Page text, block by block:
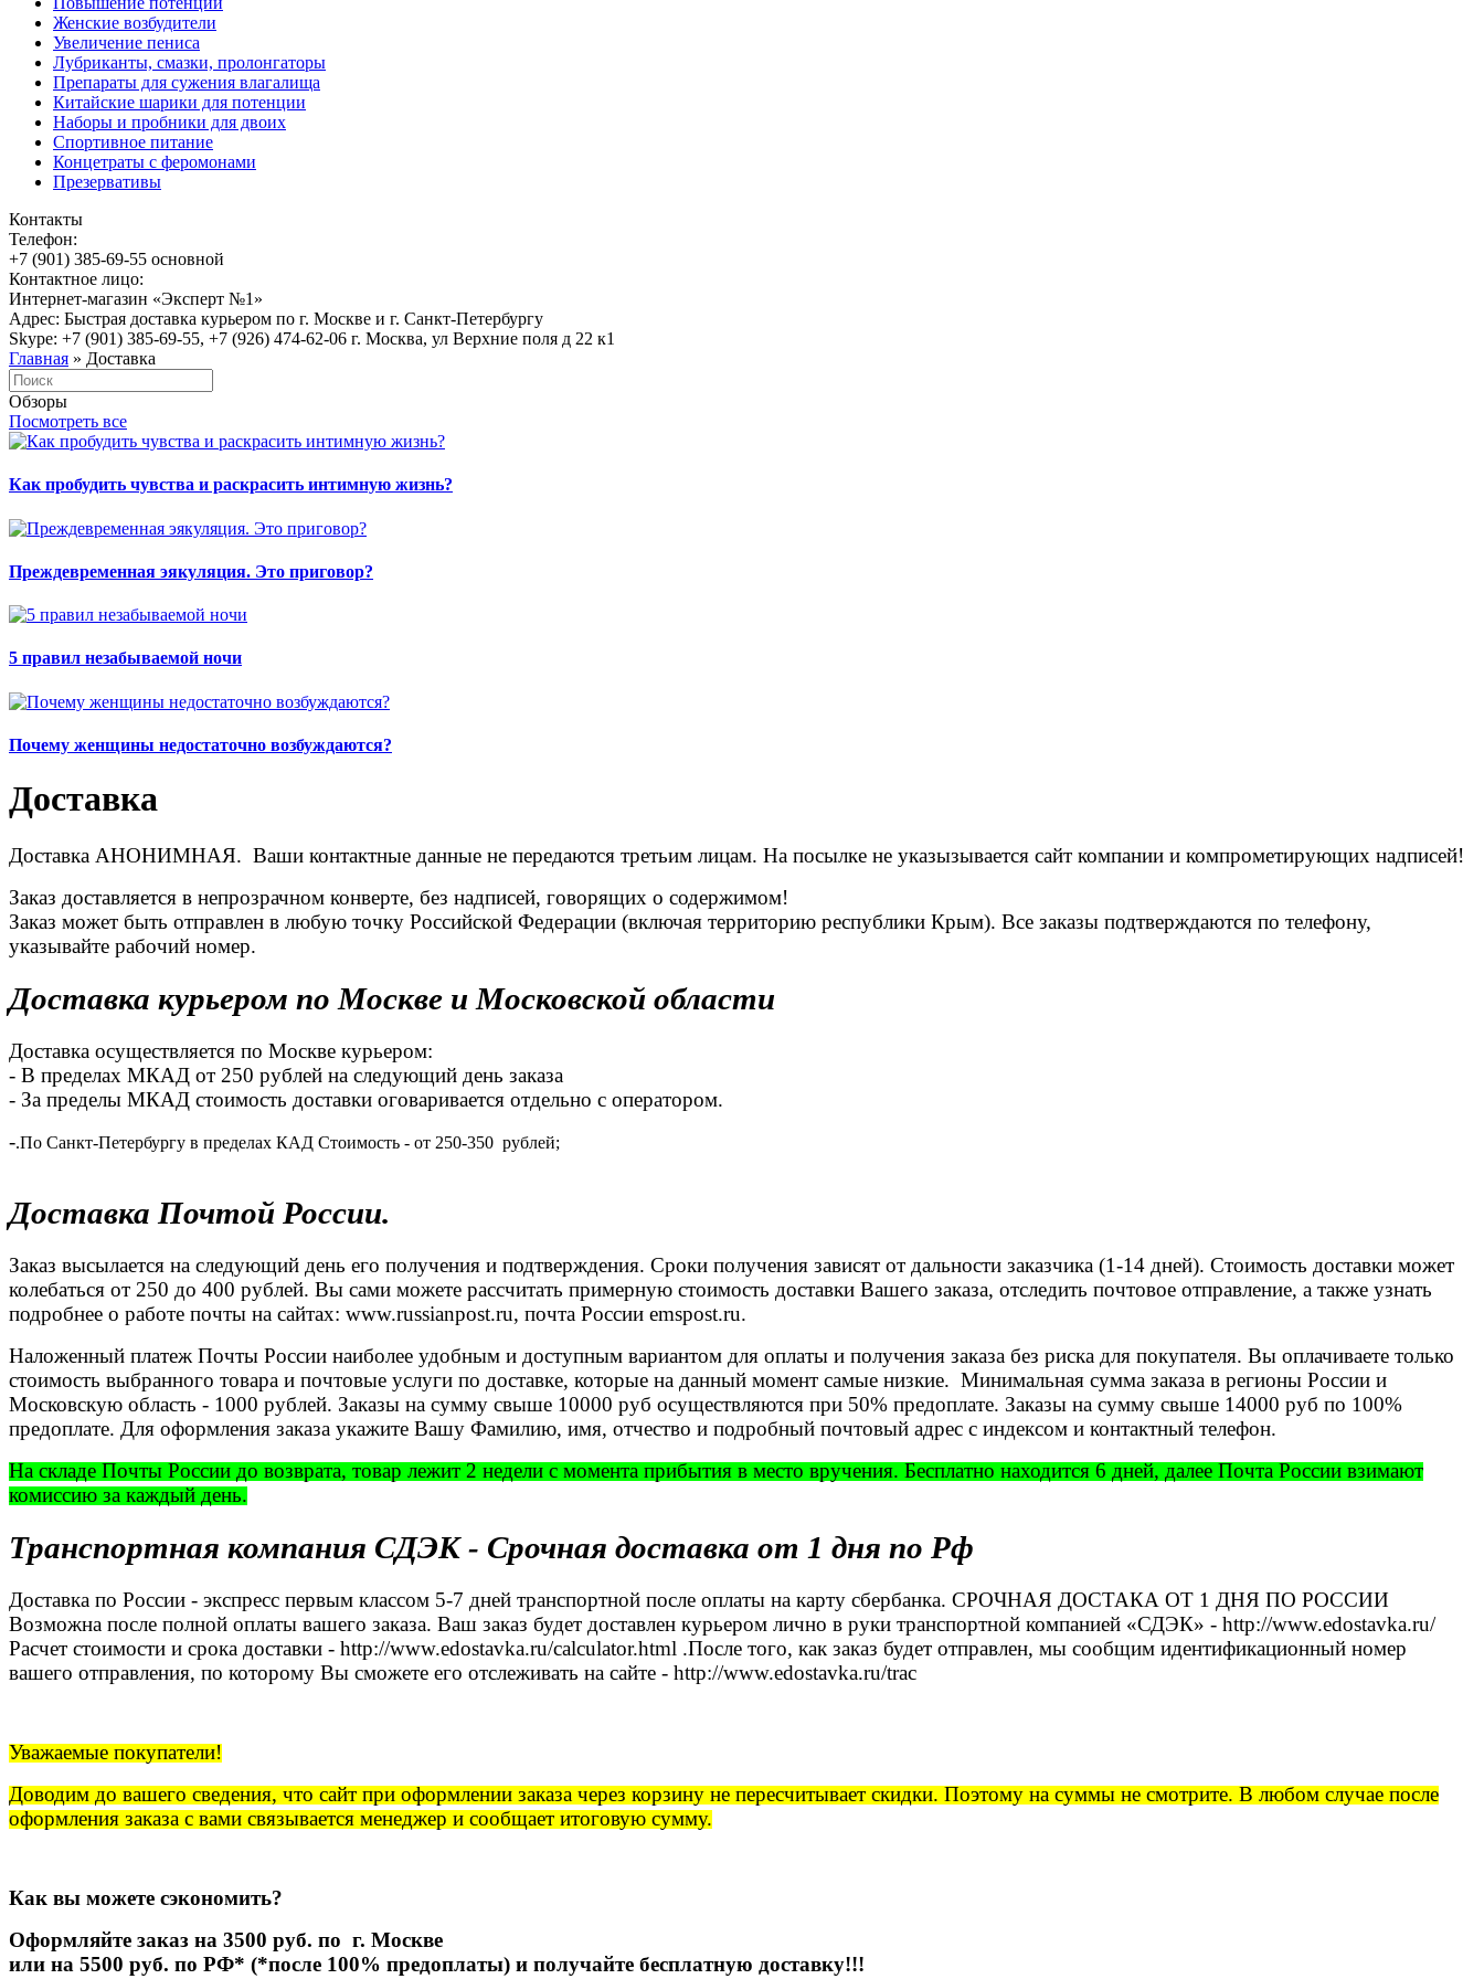
Женские возбудители
Увеличение пениса
Лубриканты, смазки, пролонгаторы
Препараты для сужения влагалища
Китайские шарики для потенции
Наборы и пробники для двоих
Спортивное питание
Концетраты с феромонами
Презервативы
Контакты
Телефон:
+7 (901) 385-69-55 основной
Контактное лицо:
Интернет-магазин «Эксперт №1»
Адрес: Быстрая доставка курьером по г. Москве и г. Санкт-Петербургу
Skype: +7 (901) 385-69-55, +7 (926) 474-62-06 г. Москва, ул Верхние поля д 22 к1
Главная » Доставка
Обзоры
Посмотреть все
Как пробудить чувства и раскрасить интимную жизнь?
Преждевременная эякуляция. Это приговор?
5 правил незабываемой ночи
Почему женщины недостаточно возбуждаются?
Доставка
Доставка АНОНИМНАЯ. Ваши контактные данные не передаются третьим лицам. На посылке не указызывается сайт компании и компрометирующих надписей!
Заказ доставляется в непрозрачном конверте, без надписей, говорящих о содержимом!
Заказ может быть отправлен в любую точку Российской Федерации (включая территорию республики Крым). Все заказы подтверждаются по телефону,
указывайте рабочий номер.
Доставка курьером по Москве и Московской области
Доставка осуществляется по Москве курьером:
- В пределах МКАД от 250 рублей на следующий день заказа
- За пределы МКАД стоимость доставки оговаривается отдельно с оператором.
-.По Санкт-Петербургу в пределах КАД Стоимость - от 250-350 рублей;
Доставка Почтой России.
Заказ высылается на следующий день его получения и подтверждения. Сроки получения зависят от дальности заказчика (1-14 дней). Стоимость доставки может
колебаться от 250 до 400 рублей. Вы сами можете рассчитать примерную стоимость доставки Вашего заказа, отследить почтовое отправление, а также узнать
подробнее о работе почты на сайтах: www.russianpost.ru, почта России emspost.ru.
Наложенный платеж Почты России наиболее удобным и доступным вариантом для оплаты и получения заказа без риска для покупателя. Вы оплачиваете только
стоимость выбранного товара и почтовые услуги по доставке, которые на данный момент самые низкие. Минимальная сумма заказа в регионы России и
Московскую область - 1000 рублей. Заказы на сумму свыше 10000 руб осуществляются при 50% предоплате. Заказы на сумму свыше 14000 руб по 100%
предоплате. Для оформления заказа укажите Вашу Фамилию, имя, отчество и подробный почтовый адрес с индексом и контактный телефон.
На складе Почты России до возврата, товар лежит 2 недели с момента прибытия в место вручения. Бесплатно находится 6 дней, далее Почта России взимают
комиссию за каждый день.
Транспортная компания СДЭК - Срочная доставка от 1 дня по Рф
Доставка по России - экспресс первым классом 5-7 дней транспортной после оплаты на карту сбербанка. СРОЧНАЯ ДОСТАКА ОТ 1 ДНЯ ПО РОССИИ
Возможна после полной оплаты вашего заказа. Ваш заказ будет доставлен курьером лично в руки транспортной компанией «СДЭК» - http://www.edostavka.ru/
Расчет стоимости и срока доставки - http://www.edostavka.ru/calculator.html .После того, как заказ будет отправлен, мы сообщим идентификационный номер
вашего отправления, по которому Вы сможете его отслеживать на сайте - http://www.edostavka.ru/trac
Уважаемые покупатели!
Доводим до вашего сведения, что сайт при оформлении заказа через корзину не пересчитывает скидки. Поэтому на суммы не смотрите. В любом случае после
оформления заказа с вами связывается менеджер и сообщает итоговую сумму.
Как вы можете сэкономить?
Оформляйте заказ на 3500 руб. по г. Москве
или на 5500 руб. по РФ* (*после 100% предоплаты) и получайте бесплатную доставку!!!